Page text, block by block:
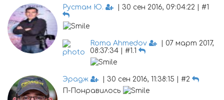
Рустам Ю. | 30 сен 2016, 09:04:22 | #1
Roma Ahmedov
| 07 март 2017,
08:37:34 | #1.1
Эрадж
| 30 сен 2016, 11:38:15 | #2
П-Понравилось